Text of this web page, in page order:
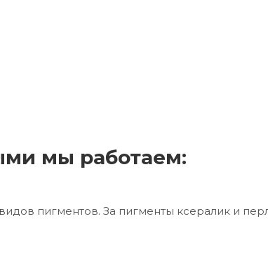
мы работаем:
пигментов. За пигменты ксералик и